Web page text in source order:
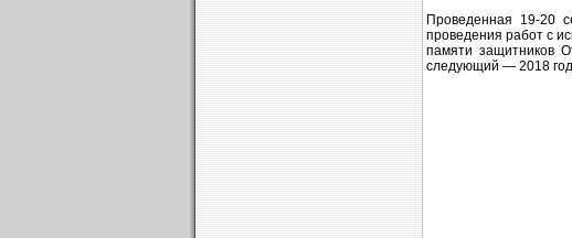
Проведенная 19-20
проведения работ с
памяти защитников
следующий — 2018